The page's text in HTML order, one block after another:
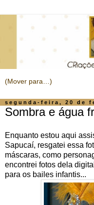
segunda-feira, 20 de
Sombra e água
Enquanto estou aqui
Sapucaí, resgatei essa
máscaras, como
encontrei fotos dela
para os bailes infantis...